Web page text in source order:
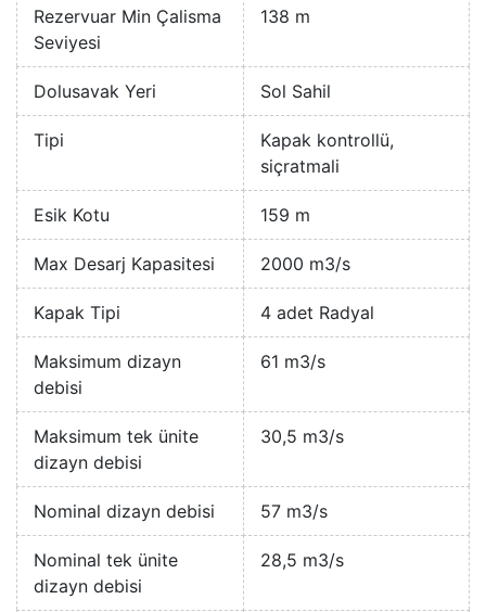
Rezervuar Min Çalisma
Seviyesi
138 m
Dolusavak Yeri Sol Sahil
Tipi
Kapak kontrollü,
siçratmali
Esik Kotu 159 m
Max Desarj Kapasitesi 2000 m3/s
Kapak Tipi 4 adet Radyal
Maksimum dizayn
debisi
61 m3/s
Maksimum tek ünite
dizayn debisi
30,5 m3/s
Nominal dizayn debisi 57 m3/s
Nominal tek ünite
dizayn debisi
28,5 m3/s